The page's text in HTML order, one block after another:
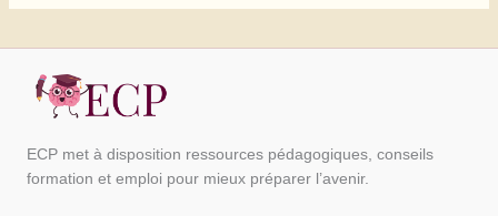
ECP met à disposition ressources pédagogiques, conseils
formation et emploi pour mieux préparer l’avenir.